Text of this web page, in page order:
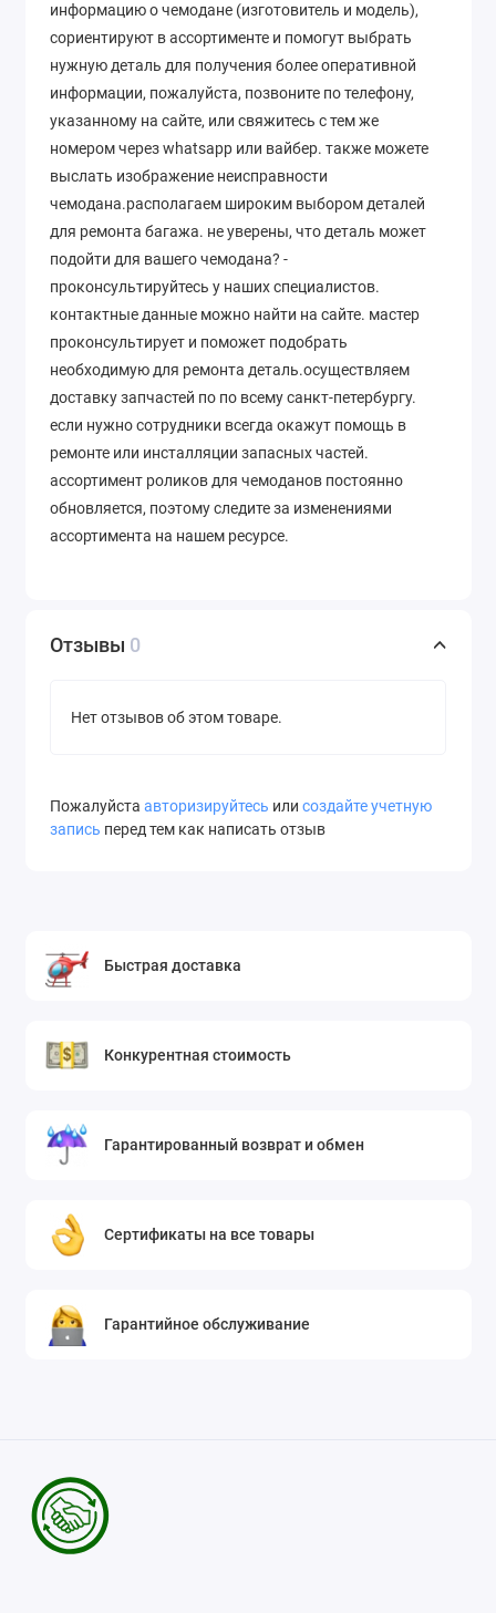
информацию о чемодане (изготовитель и модель),
сориентируют в ассортименте и помогут выбрать
нужную деталь для получения более оперативной
информации, пожалуйста, позвоните по телефону,
указанному на сайте, или свяжитесь с тем же
номером через whatsapp или вайбер. также можете
выслать изображение неисправности
чемодана.располагаем широким выбором деталей
для ремонта багажа. не уверены, что деталь может
подойти для вашего чемодана? -
проконсультируйтесь у наших специалистов.
контактные данные можно найти на сайте. мастер
проконсультирует и поможет подобрать
необходимую для ремонта деталь.осуществляем
доставку запчастей по по всему санкт-петербургу.
если нужно сотрудники всегда окажут помощь в
ремонте или инсталляции запасных частей.
ассортимент роликов для чемоданов постоянно
обновляется, поэтому следите за изменениями
ассортимента на нашем ресурсе.
Отзывы 0
Нет отзывов об этом товаре.
Пожалуйста авторизируйтесь или создайте учетную
запись перед тем как написать отзыв
Быстрая доставка
Конкурентная стоимость
Гарантированный возврат и обмен
Сертификаты на все товары
Гарантийное обслуживание